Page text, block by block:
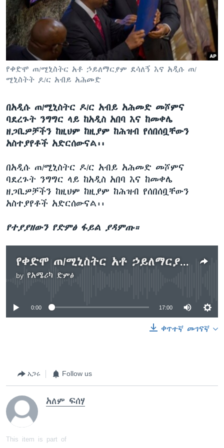
ቋንቋዎች
የቀድሞ ጠ/ሚኒስትር አቶ ኃይለማርያም ደሳለኝ እና አዲሱ ጠ/
ሚኒስትት ዶ/ር አብይ አሕመድ
በአዲሱ ጠ/ሚኒስትር ዶ/ር አብይ አሕመድ መሾምና
ባደረጉት ንግግር ላይ ከአዲስ አበባ እና ከመቀሌ
ዘጋቢዎቻችን ከዚህም ከዚያም ከሕዝብ የሰበሰቧቸውን
አስተያየቶች አድርሰውናል፡፡
በአዲሱ ጠ/ሚኒስትር ዶ/ር አብይ አሕመድ መሾምና
ባደረጉት ንግግር ላይ ከአዲስ አበባ እና ከመቀሌ
ዘጋቢዎቻችን ከዚህም ከዚያም ከሕዝብ የሰበሰቧቸውን
አስተያየቶች አድርሰውናል፡፡
የተያያዘውን የድምፅ ፋይል ያዳምጡ።
የቀድሞ ጠ/ሚኒስትር አቶ ኃይለማርያም ደሳለኝ እና አዲሱ ጠ/ሚኒስትት ዶ/ር አብይ አሕመድ
by የአሜሪካ ድምፅ
No media source currently available
0:00 17:00
ቀጥተኛ መገናኛ
አጋሩ Follow us
አለም ፍሰሃ
This item is part of